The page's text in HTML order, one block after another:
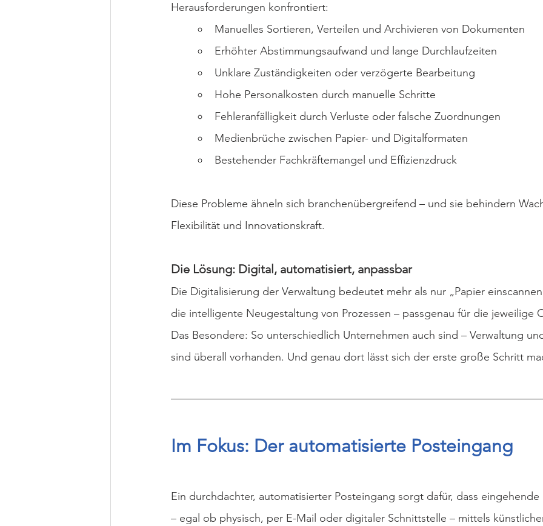
Herausforderungen konfrontiert:
Manuelles Sortieren, Verteilen und Archivieren von Dokumenten
Erhöhter Abstimmungsaufwand und lange Durchlaufzeiten
Unklare Zuständigkeiten oder verzögerte Bearbeitung
Hohe Personalkosten durch manuelle Schritte
Fehleranfälligkeit durch Verluste oder falsche Zuordnungen
Medienbrüche zwischen Papier- und Digitalformaten
Bestehender Fachkräftemangel und Effizienzdruck
Diese Probleme ähneln sich branchenübergreifend – und sie behindern
Flexibilität und Innovationskraft.
Die Lösung: Digital, automatisiert, anpassbar
Die Digitalisierung der Verwaltung bedeutet mehr als nur „Papier
die intelligente Neugestaltung von Prozessen – passgenau für die jeweilige
Das Besondere: So unterschiedlich Unternehmen auch sind – Verwaltung
sind überall vorhanden. Und genau dort lässt sich der erste große Schritt
Im Fokus: Der automatisierte Posteingang
Ein durchdachter, automatisierter Posteingang sorgt dafür, dass
– egal ob physisch, per E-Mail oder digitaler Schnittstelle – mittels